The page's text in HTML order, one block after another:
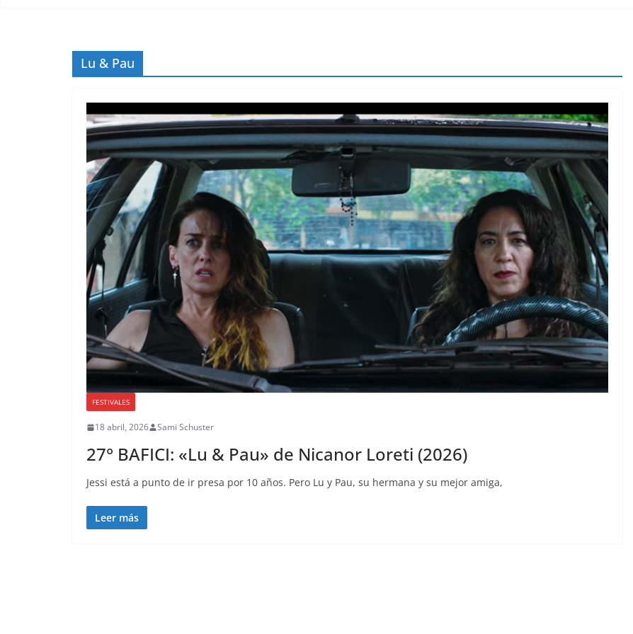
Lu & Pau
FESTIVALES
18 abril, 2026 Sami Schuster
27° BAFICI: «Lu & Pau» de Nicanor Loreti (2026)
Jessi está a punto de ir presa por 10 años. Pero Lu y Pau, su hermana y su mejor amiga,
Leer más